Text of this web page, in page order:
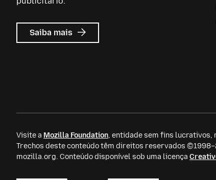
Saiba mais sobre
Mozilla
Visite a Mozilla Foundation, entidade sem fins lucrativos,
Trechos deste conteúdo têm direitos reservados
mozilla.org. Conteúdo disponível sob uma licença